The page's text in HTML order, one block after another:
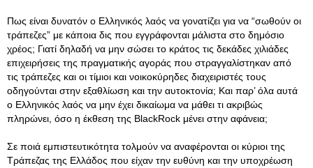
Πως είναι δυνατόν ο Ελληνικός λαός να γονατίζει για να “σωθούν οι
τράπεζες” με κάποια δις που εγγράφονται μάλιστα στο δημόσιο
χρέος; Γιατί δηλαδή να μην σώσει το κράτος τις δεκάδες χιλιάδες
επιχειρήσεις της πραγματικής αγοράς που στραγγαλίστηκαν από
τις τράπεζες και οι τίμιοι και νοικοκύρηδες διαχειριστές τους
οδηγούνται στην εξαθλίωση και την αυτοκτονία; Και παρ’ όλα αυτά
ο Ελληνικός λαός να μην έχει δικαίωμα να μάθει τι ακριβώς
πληρώνει, όσο η έκθεση της BlackRock μένει στην αφάνεια;
Σε ποιά εμπιστευτικότητα τολμούν να αναφέρονται οι κύριοι της
Τράπεζας της Ελλάδος που είχαν την ευθύνη και την υποχρέωση